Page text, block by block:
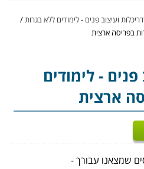
ועיצוב פנים - לימודים ללא בגרות/
בפריסה ארצית
פנים - לימודים
ארצית
שמצאנו עבורך -